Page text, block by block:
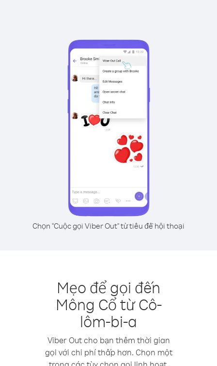
Chọn "Cuộc gọi Viber Out" từ tiêu đề hội thoại
Mẹo để gọi đến
Mông Cổ từ Cô-
lôm-bi-a
Viber Out cho bạn thêm thời gian
gọi với chi phí thấp hơn. Chọn một